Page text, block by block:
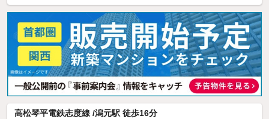
高松琴平電鉄志度線 /潟元駅 徒歩16分